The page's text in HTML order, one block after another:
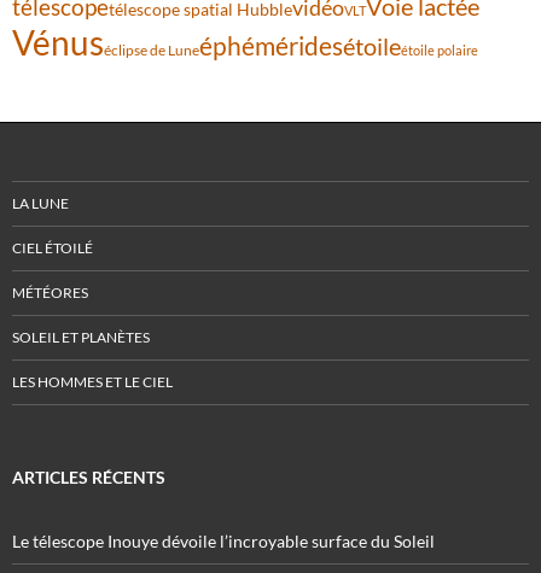
télescopetélescope spatial HubblevidéoVLTVoie lactée
Vénuséclipse de Luneéphéméridesétoileétoile polaire
LA LUNE
CIEL ÉTOILÉ
MÉTÉORES
SOLEIL ET PLANÈTES
LES HOMMES ET LE CIEL
ARTICLES RÉCENTS
Le télescope Inouye dévoile l’incroyable surface du Soleil